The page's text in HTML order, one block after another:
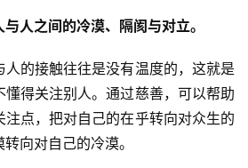
人之间的冷漠、隔阂与对立。
的接触往往是没有温度的，这就是
懂得关注别人。通过慈善，可以帮助
点，把对自己的在乎转向对众生的
向对自己的冷漠。